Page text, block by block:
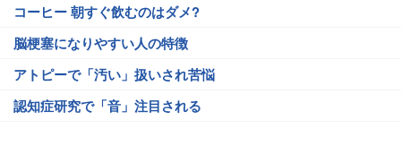
コーヒー 朝すぐ飲むのはダメ?
脳梗塞になりやすい人の特徴
アトピーで「汚い」扱いされ苦悩
認知症研究で「音」注目される